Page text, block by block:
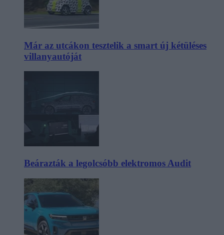
Már az utcákon tesztelik a smart új kétüléses
villanyautóját
Beárazták a legolcsóbb elektromos Audit